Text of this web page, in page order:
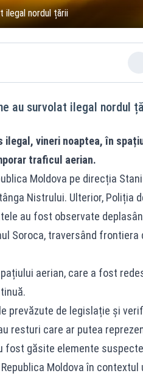
ilegal nordul țării
au survolat ilegal nordul
vineri noaptea, în
traficul aerian.
Moldova pe direcția
Nistrului. Ulterior, Poliția
au fost observate
Soroca, traversând frontiera
aerian, care a fost
prevăzute de legislație și
resturi care ar putea
fost găsite elemente
Moldova în